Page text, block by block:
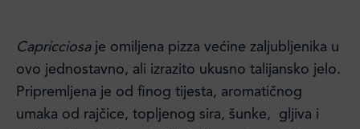
Capricciosaje omiljena pizza većine zaljubljenika u
ovo jednostavno, ali izrazito ukusno talijansko jelo.
Pripremljena je od finog tijesta, aromatičnog
umaka od rajčice, topljenog sira, šunke, gljiva i